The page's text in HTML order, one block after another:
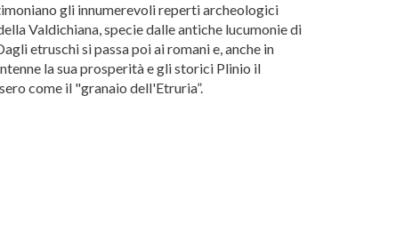
gli innumerevoli reperti archeologici
Valdichiana, specie dalle antiche lucumonie di
etruschi si passa poi ai romani e, anche in
la sua prosperità e gli storici Plinio il
come il "granaio dell'Etruria”.